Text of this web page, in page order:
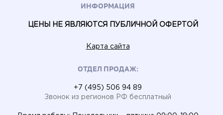
ИНФОРМАЦИЯ
ЦЕНЫ НЕ ЯВЛЯЮТСЯ ПУБЛИЧНОЙ ОФЕРТОЙ
Карта сайта
ОТДЕЛ ПРОДАЖ:
+7 (495) 506 94 89
Звонок из регионов РФ бесплатный